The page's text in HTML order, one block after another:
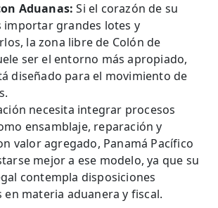
Aduanas:Si el corazón de su
importar grandes lotes y
la zona libre de Colón de
ser el entorno más apropiado,
diseñado para el movimiento de
necesita integrar procesos
ensamblaje, reparación y
valor agregado, Panamá Pacífico
mejor a ese modelo, ya que su
contempla disposiciones
en materia aduanera y fiscal.